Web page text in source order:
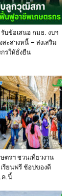
บข้อเสนอ กมธ. งบฯ
ะสางหนี้ – ส่งเสริม
รให้ยั่งยืน
รฯ ชวนเที่ยวงาน
รียนฟรี ช้อปของดี
.ค.นี้